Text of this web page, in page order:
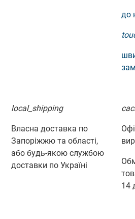
до
local_shipping
Власна доставка по
Запоріжжю та області,
або будь-якою службою
доставки по Україні
14